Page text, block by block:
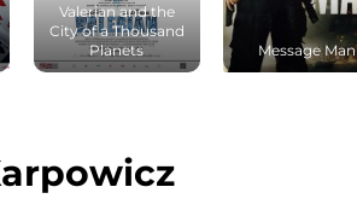
Valerian and the
City of a Thousand
Planets
Message Man